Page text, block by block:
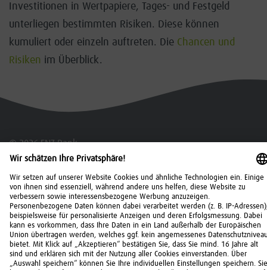
Investitionen in Wertpapiere, Tages- und Festgeld
unterliegen bestimmten Risiken. Diese können
kumuliert oder einzeln auftreten. Die Chancen und
Risiken im Überblick.
© 2026 FNZ Bank
Recht
IT-Sicherheit
Einlagensicherung
Barrierefreiheit
Cookies Vertrag widerrufen